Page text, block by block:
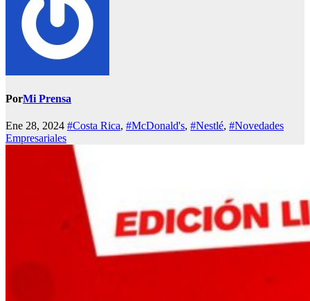
PorMi Prensa
Ene 28, 2024 #Costa Rica, #McDonald's, #Nestlé, #Novedades
Empresariales